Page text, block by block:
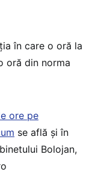
în care o oră la
oră din norma
ore pe
se află și în
Bolojan,